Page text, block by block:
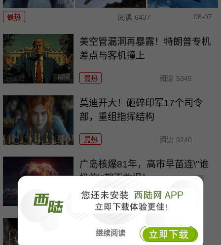
继续阅读
最热 阅读 6437 08-07
美空管漏洞再暴露！特朗普专机
差点与客机撞上
最热 阅读 5345
莫迪开大！砸碎印军17个司令
部，重组指挥结构
最热 阅读 9240
广岛核爆81年，高市早苗连\"谁
扔的\"都不敢提！
最热 阅读 4013
五箭齐发！熊猫这一巴掌扇过
去，大漂亮终于知疼